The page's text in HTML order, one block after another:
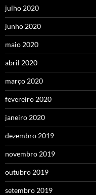
julho 2020
junho 2020
maio 2020
abril 2020
março 2020
fevereiro 2020
janeiro 2020
dezembro 2019
novembro 2019
outubro 2019
setembro 2019